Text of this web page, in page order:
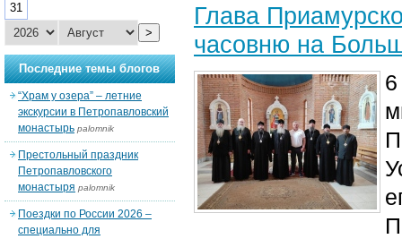
Глава
часовню на
31
>
Последние темы блогов
“Храм у озера” – летние
экскурсии в Петропавловский
монастырь palomnik
Престольный праздник
Петропавловского
монастыря palomnik
Поездки по России 2026 –
специально для